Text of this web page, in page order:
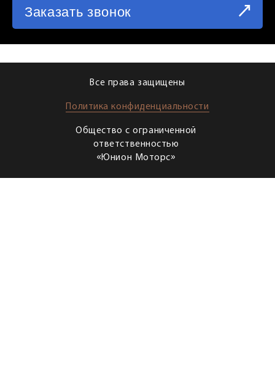
СХЕМА ПРОЕЗДА
Заказать звонок
Все права защищены
Политика конфиденциальности
Общество с ограниченной
ответственностью
«Юнион Моторс»